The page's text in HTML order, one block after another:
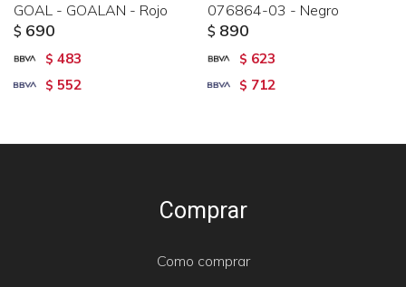
GOAL - GOALAN - Rojo
$ 690
$ 483
$ 552
076864-03 - Negro
$ 890
$ 623
$ 712
Comprar
Como comprar